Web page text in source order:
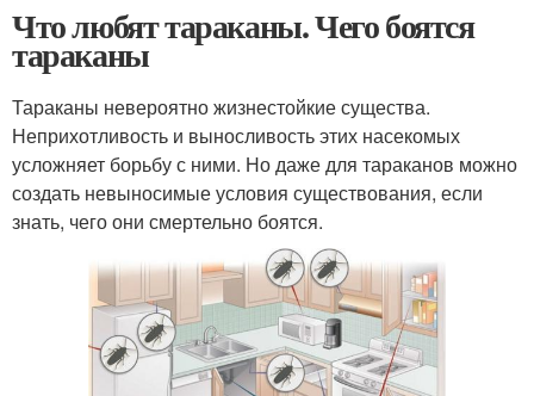
Что любят тараканы. Чего боятся
тараканы
Тараканы невероятно жизнестойкие существа.
Неприхотливость и выносливость этих насекомых
усложняет борьбу с ними. Но даже для тараканов можно
создать невыносимые условия существования, если
знать, чего они смертельно боятся.